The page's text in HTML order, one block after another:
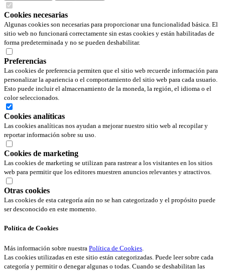
Cookies necesarias
Algunas cookies son necesarias para proporcionar una funcionalidad básica. El
sitio web no funcionará correctamente sin estas cookies y están habilitadas de
forma predeterminada y no se pueden deshabilitar.
Preferencias
Las cookies de preferencia permiten que el sitio web recuerde información para
personalizar la apariencia o el comportamiento del sitio web para cada usuario.
Esto puede incluir el almacenamiento de la moneda, la región, el idioma o el
color seleccionados.
Cookies analíticas
Las cookies analíticas nos ayudan a mejorar nuestro sitio web al recopilar y
reportar información sobre su uso.
Cookies de marketing
Las cookies de marketing se utilizan para rastrear a los visitantes en los sitios
web para permitir que los editores muestren anuncios relevantes y atractivos.
Otras cookies
Las cookies de esta categoría aún no se han categorizado y el propósito puede
ser desconocido en este momento.
Política de Cookies
Más información sobre nuestra Política de Cookies.
Las cookies utilizadas en este sitio están categorizadas. Puede leer sobre cada
categoría y permitir o denegar algunas o todas. Cuando se deshabilitan las